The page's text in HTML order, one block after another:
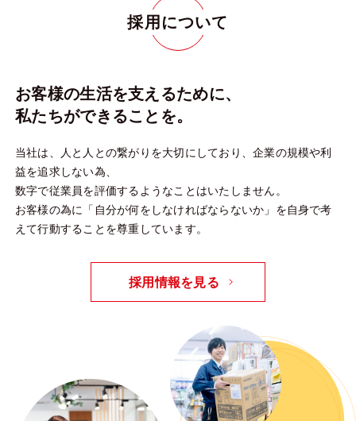
採用について
お客様の生活を支えるために、
私たちができることを。
当社は、人と人との繋がりを大切にしており、企業の規模や利
益を追求しない為、
数字で従業員を評価するようなことはいたしません。
お客様の為に「自分が何をしなければならないか」を自身で考
えて行動することを尊重しています。
採用情報を見る